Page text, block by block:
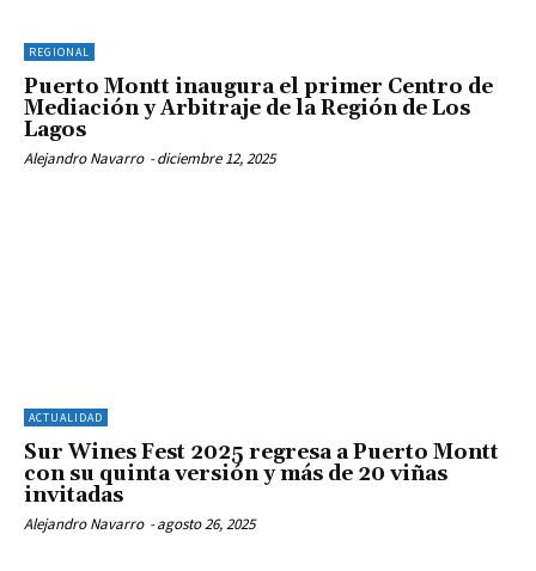
REGIONAL
Puerto Montt inaugura el primer Centro de
Mediación y Arbitraje de la Región de Los
Lagos
Alejandro Navarro -diciembre 12, 2025
ACTUALIDAD
Sur Wines Fest 2025 regresa a Puerto Montt
con su quinta versión y más de 20 viñas
invitadas
Alejandro Navarro -agosto 26, 2025